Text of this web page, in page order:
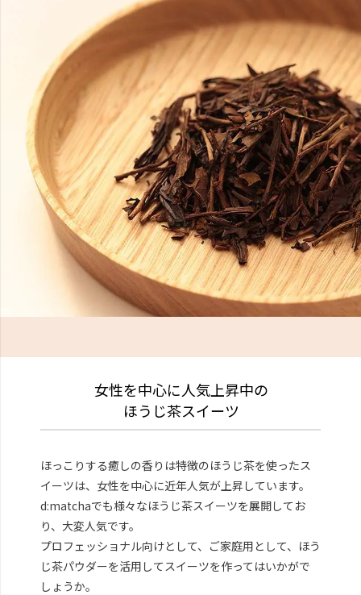
女性を中心に人気上昇中の
ほうじ茶スイーツ
ほっこりする癒しの香りは特徴のほうじ茶を使ったス
イーツは、女性を中心に近年人気が上昇しています。
d:matchaでも様々なほうじ茶スイーツを展開してお
り、大変人気です。
プロフェッショナル向けとして、ご家庭用として、ほう
じ茶パウダーを活用してスイーツを作ってはいかがで
しょうか。